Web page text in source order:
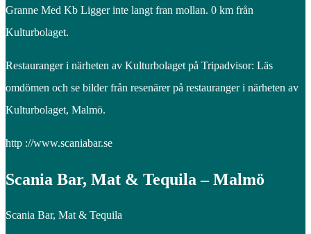
Granne Med Kb Ligger inte langt fran mollan. 0 km från
Kulturbolaget.
Restauranger i närheten av Kulturbolaget på Tripadvisor: Läs
omdömen och se bilder från resenärer på restauranger i närheten av
Kulturbolaget, Malmö.
http ://www.scaniabar.se
Scania Bar, Mat & Tequila – Malmö
Scania Bar, Mat & Tequila